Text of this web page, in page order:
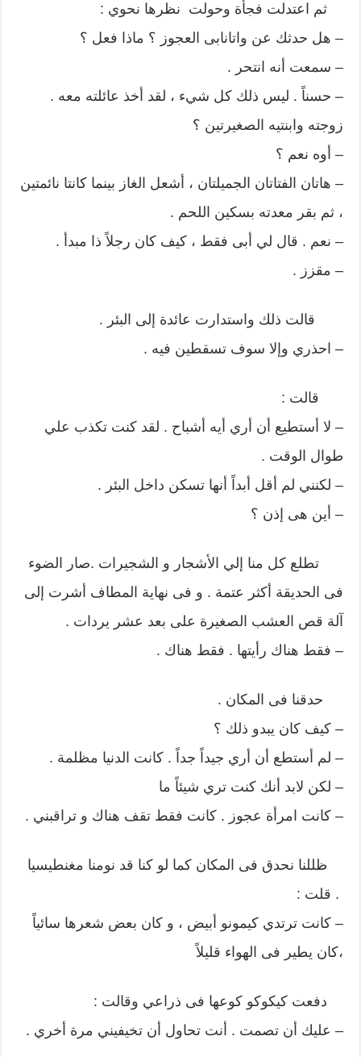
ثم اعتدلت فجأة وحولت نظرها نحوي :
– هل حدثك عن واتانابى العجوز ؟ ماذا فعل ؟
– سمعت أنه انتحر .
– حسناً . ليس ذلك كل شيء ، لقد أخذ عائلته معه .
زوجته وابنتيه الصغيرتين ؟
– أوه نعم ؟
– هاتان الفتاتان الجميلتان ، أشعل الغاز بينما كانتا نائمتين
، ثم بقر معدته بسكين اللحم .
– نعم . قال لي أبى فقط ، كيف كان رجلاً ذا مبدأ .
– مقزز .
قالت ذلك واستدارت عائدة إلى البئر .
– احذري وإلا سوف تسقطين فيه .
قالت :
– لا أستطيع أن أري أيه أشباح . لقد كنت تكذب علي
طوال الوقت .
– لكنني لم أقل أبداً أنها تسكن داخل البئر .
– أين هى إذن ؟
تطلع كل منا إلي الأشجار و الشجيرات .صار الضوء
فى الحديقة أكثر عتمة . و فى نهاية المطاف أشرت إلى
آلة قص العشب الصغيرة على بعد عشر يردات .
– فقط هناك رأيتها . فقط هناك .
حدقنا فى المكان .
– كيف كان يبدو ذلك ؟
– لم أستطع أن أري جيداً جداً . كانت الدنيا مظلمة .
– لكن لابد أنك كنت تري شيئاً ما
– كانت امرأة عجوز . كانت فقط تقف هناك و تراقبني .
ظللنا نحدق فى المكان كما لو كنا قد نومنا مغنطيسيا
. قلت :
– كانت ترتدي كيمونو أبيض ، و كان بعض شعرها سائياً
،كان يطير فى الهواء قليلاً
دفعت كيكوكو كوعها فى ذراعي وقالت :
– عليك أن تصمت . أنت تحاول أن تخيفيني مرة أخري .